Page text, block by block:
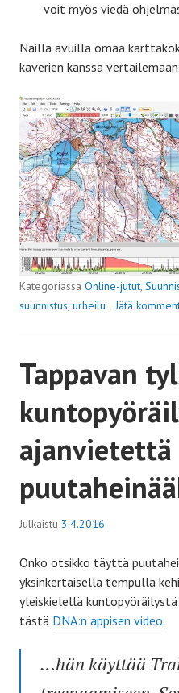
voit myös viedä
Näillä avuilla omaa
kaverien kanssa
Kategoriassa Online-jutut,
suunnistus, urheilu Jätä
Tappavan
ajanvietettä
Julkaistu 3.4.2016
Onko otsikko täyttä
yksinkertaisella tempulla
yleiskielellä kuntopyöräilystä
tästä DNA:n appisen video.
…hän käyttää